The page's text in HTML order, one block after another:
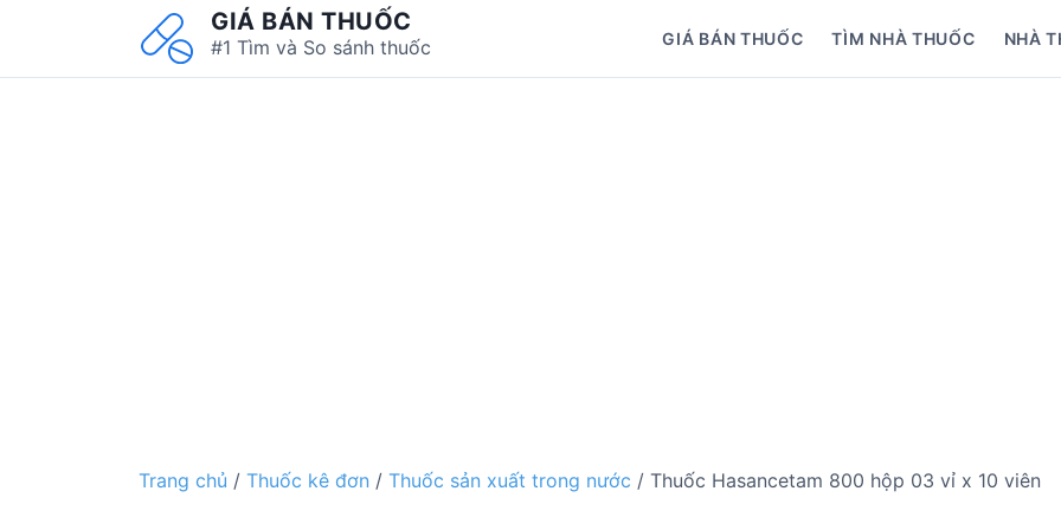
GIÁ BÁN THUỐC
#1 Tìm và So sánh thuốc GIÁ BÁN THUỐC TÌM NHÀ THUỐC NHÀ
Trang chủ / Thuốc kê đơn / Thuốc sản xuất trong nước / Thuốc Hasancetam 800 hộp 03 vỉ x 10 viên